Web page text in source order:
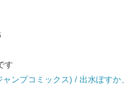
す
ンプコミックス) / 出水ぽす